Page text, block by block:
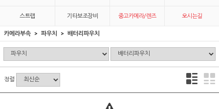
스트랩 기타보조장비 중고카메라/렌즈 오시는길
카메라부속 파우치 배터리파우치
정렬